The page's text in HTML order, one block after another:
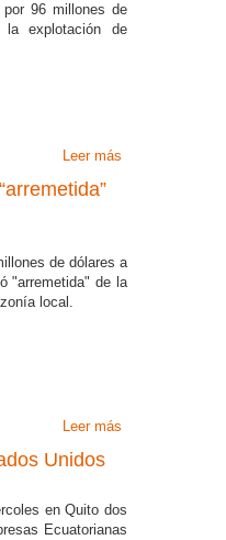
96 millones de
explotación de
Leer más
de dólares a
"arremetida" de la
local.
Leer más
Unidos
en Quito dos
Ecuatorianas